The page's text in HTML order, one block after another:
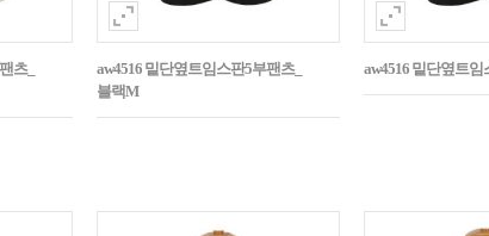
츠_
aw4516 밑단옆트임스판5부팬츠_
블랙M
aw4516 밑단옆트